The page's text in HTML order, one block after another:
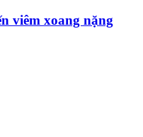
viêm xoang nặng